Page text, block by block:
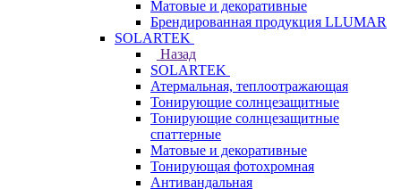
Матовые и декоративные
Брендированная продукция LLUMAR
SOLARTEK
Назад
SOLARTEK
Атермальная, теплоотражающая
Тонирующие солнцезащитные
Тонирующие солнцезащитные
спаттерные
Матовые и декоративные
Тонирующая фотохромная
Антивандальная